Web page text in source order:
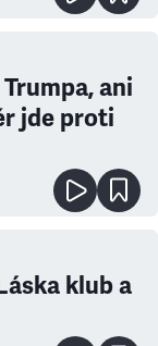
ani
jde proti
klub a